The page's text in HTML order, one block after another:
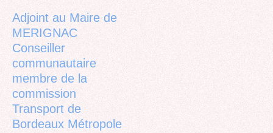
top
Adjoint au Maire de
MERIGNAC
Conseiller
communautaire
membre de la
commission
Transport de
Bordeaux Métropole